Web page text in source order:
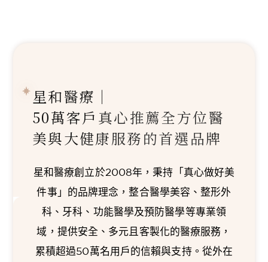
星和醫療｜
50萬客戶真心推薦全方位醫
美與大健康服務的首選品牌
星和醫療創立於2008年，秉持「真心做好美
件事」的品牌理念，整合醫學美容、整形外
科、牙科、功能醫學及預防醫學等專業領
域，提供安全、多元且客製化的醫療服務，
累積超過50萬名用戶的信賴與支持。從外在